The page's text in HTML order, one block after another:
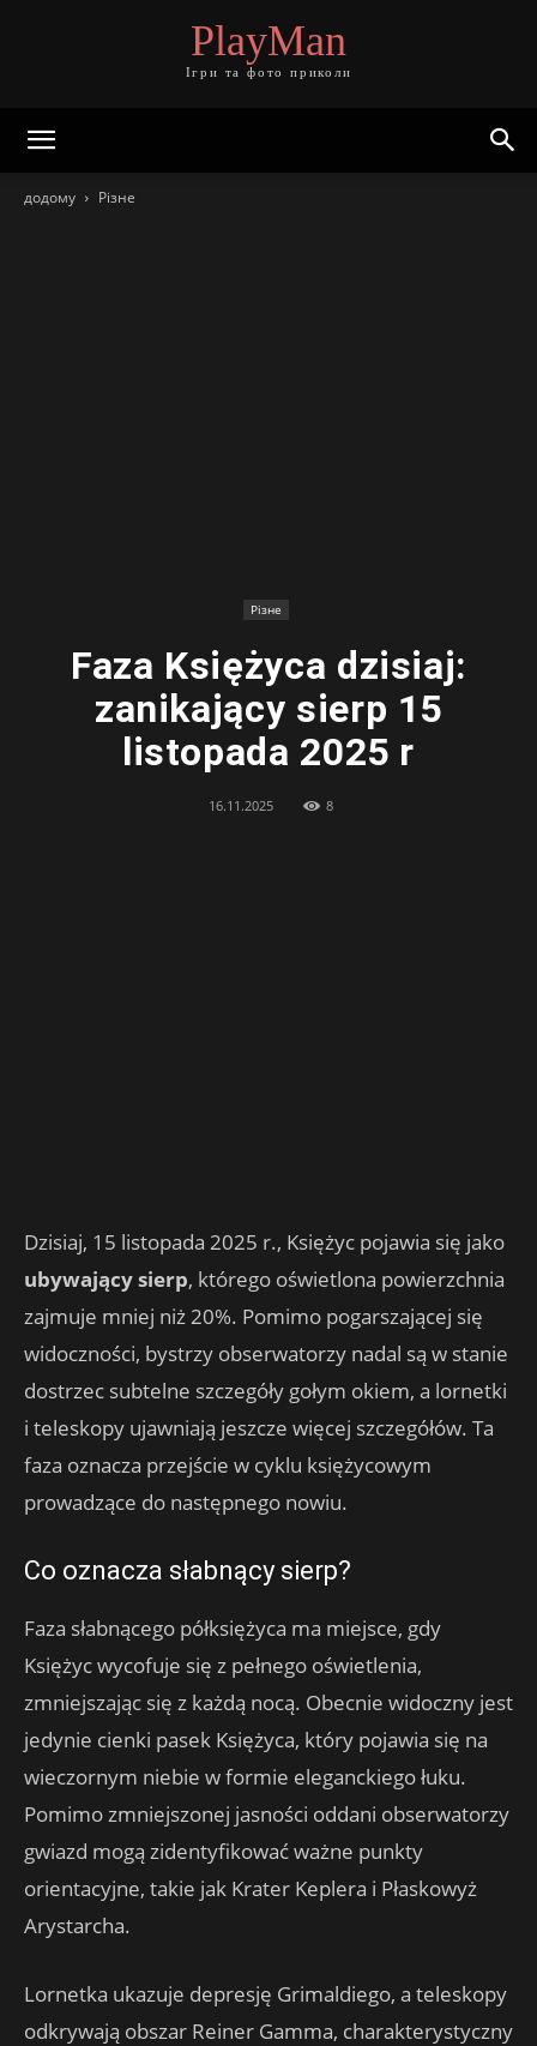
PlayMan
Ігри та фото приколи
додому Різне
Різне
Faza Księżyca dzisiaj:
zanikający sierp 15
listopada 2025 r
16.11.2025 8
Dzisiaj, 15 listopada 2025 r., Księżyc pojawia się jako
ubywający sierp, którego oświetlona powierzchnia
zajmuje mniej niż 20%. Pomimo pogarszającej się
widoczności, bystrzy obserwatorzy nadal są w stanie
dostrzec subtelne szczegóły gołym okiem, a lornetki
i teleskopy ujawniają jeszcze więcej szczegółów. Ta
faza oznacza przejście w cyklu księżycowym
prowadzące do następnego nowiu.
Co oznacza słabnący sierp?
Faza słabnącego półksiężyca ma miejsce, gdy
Księżyc wycofuje się z pełnego oświetlenia,
zmniejszając się z każdą nocą. Obecnie widoczny jest
jedynie cienki pasek Księżyca, który pojawia się na
wieczornym niebie w formie eleganckiego łuku.
Pomimo zmniejszonej jasności oddani obserwatorzy
gwiazd mogą zidentyfikować ważne punkty
orientacyjne, takie jak Krater Keplera i Płaskowyż
Arystarcha.
Lornetka ukazuje depresję Grimaldiego, a teleskopy
odkrywają obszar Reiner Gamma, charakterystyczny